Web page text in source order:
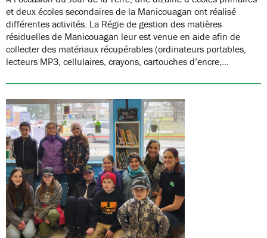
et deux écoles secondaires de la Manicouagan ont réalisé
différentes activités. La Régie de gestion des matières
résiduelles de Manicouagan leur est venue en aide afin de
collecter des matériaux récupérables (ordinateurs portables,
lecteurs MP3, cellulaires, crayons, cartouches d’encre,…